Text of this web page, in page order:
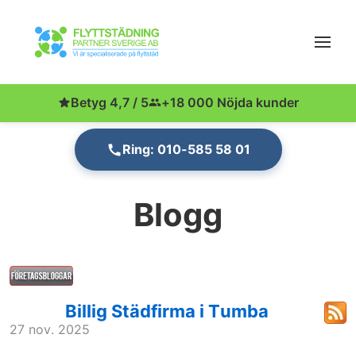
Betyg 4,7 / 5 +18 000 Nöjda kunder
Ring: 010-585 58 01
Blogg
Billig Städfirma i Tumba
27 nov. 2025